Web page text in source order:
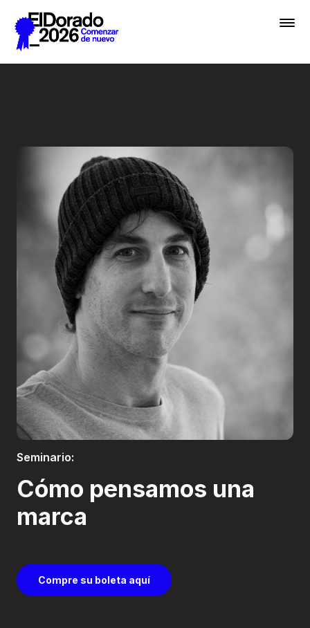
Saltar al contenido principal
Academias
Archivo
Inscribir
Boletería
Seminario:
Cómo pensamos una
marca
Compre su boleta aquí